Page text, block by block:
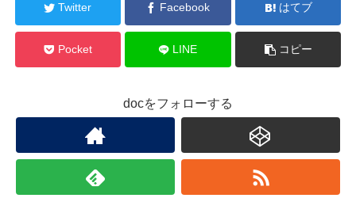
Twitter Facebook はてブ
Pocket LINE コピー
docをフォローする